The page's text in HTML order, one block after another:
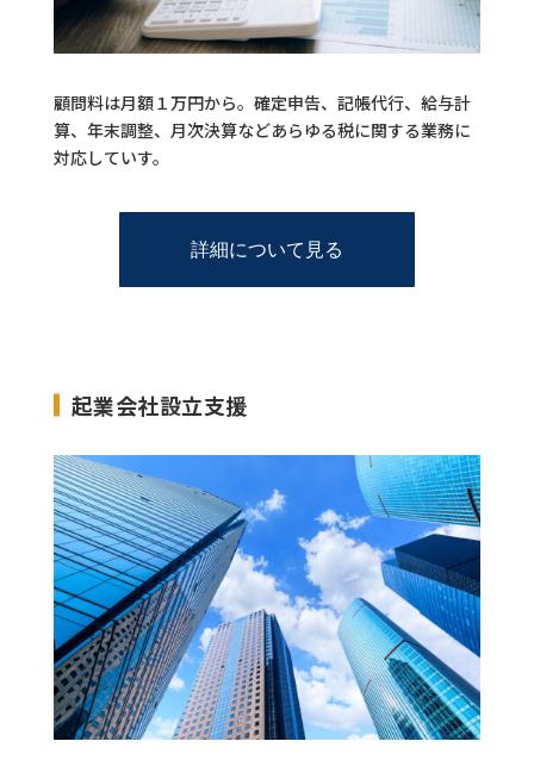
顧問料は月額１万円から。確定申告、記帳代行、給与計
算、年末調整、月次決算などあらゆる税に関する業務に
対応していす。
詳細について見る
起業会社設立支援